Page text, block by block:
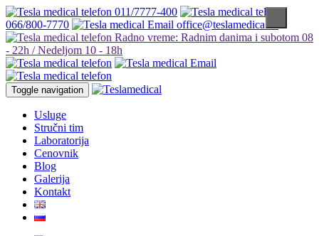
011/7777-400
066/800-7770
office@teslamedical.rs
Radno vreme: Radnim danima i subotom 08
- 22h / Nedeljom 10 - 18h
Toggle navigation
Usluge
Stručni tim
Laboratorija
Cenovnik
Blog
Galerija
Kontakt